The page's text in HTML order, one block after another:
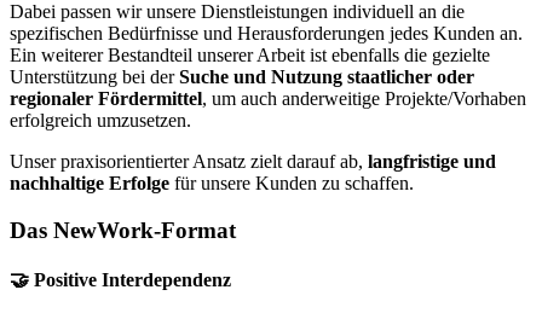
Dabei passen wir unsere Dienstleistungen individuell an die
spezifischen Bedürfnisse und Herausforderungen jedes Kunden an.
Ein weiterer Bestandteil unserer Arbeit ist ebenfalls die gezielte
Unterstützung bei derSuche und Nutzung staatlicher oder
regionaler Fördermittel, um auch anderweitige Projekte/Vorhaben
erfolgreich umzusetzen.
Unser praxisorientierter Ansatz zielt darauf ab, langfristige und
nachhaltige Erfolge für unsere Kunden zu schaffen.
Das NewWork-Format
🤝 Positive Interdependenz